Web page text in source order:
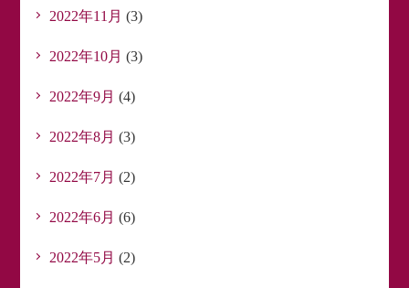
2022年11月 (3)
2022年10月 (3)
2022年9月 (4)
2022年8月 (3)
2022年7月 (2)
2022年6月 (6)
2022年5月 (2)